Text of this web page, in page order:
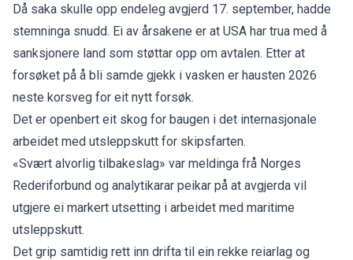
Då saka skulle opp endeleg avgjerd 17. september, hadde
stemninga snudd. Ei av årsakene er at USA har trua med å
sanksjonere land som støttar opp om avtalen. Etter at
forsøket på å bli samde gjekk i vasken er hausten 2026
neste korsveg for eit nytt forsøk.
Det er openbert eit skog for baugen i det internasjonale
arbeidet med utsleppskutt for skipsfarten.
«Svært alvorlig tilbakeslag» var meldinga frå Norges
Rederiforbund og analytikarar peikar på at avgjerda vil
utgjere ei markert utsetting i arbeidet med maritime
utsleppskutt.
Det grip samtidig rett inn drifta til ein rekke reiarlag og